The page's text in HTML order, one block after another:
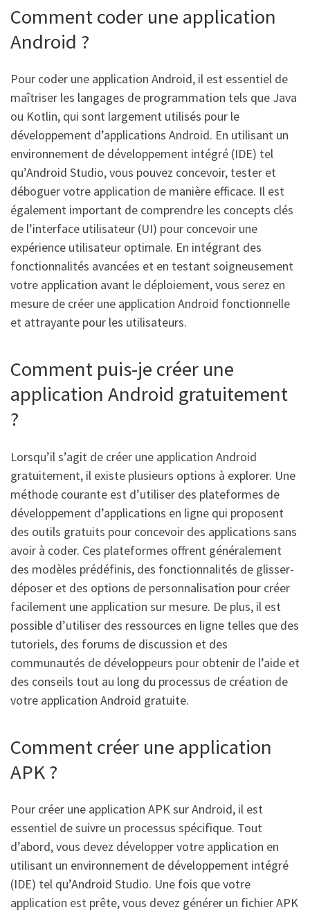
Comment coder une application
Android ?
Pour coder une application Android, il est essentiel de
maîtriser les langages de programmation tels que Java
ou Kotlin, qui sont largement utilisés pour le
développement d’applications Android. En utilisant un
environnement de développement intégré (IDE) tel
qu’Android Studio, vous pouvez concevoir, tester et
déboguer votre application de manière efficace. Il est
également important de comprendre les concepts clés
de l’interface utilisateur (UI) pour concevoir une
expérience utilisateur optimale. En intégrant des
fonctionnalités avancées et en testant soigneusement
votre application avant le déploiement, vous serez en
mesure de créer une application Android fonctionnelle
et attrayante pour les utilisateurs.
Comment puis-je créer une
application Android gratuitement
?
Lorsqu’il s’agit de créer une application Android
gratuitement, il existe plusieurs options à explorer. Une
méthode courante est d’utiliser des plateformes de
développement d’applications en ligne qui proposent
des outils gratuits pour concevoir des applications sans
avoir à coder. Ces plateformes offrent généralement
des modèles prédéfinis, des fonctionnalités de glisser-
déposer et des options de personnalisation pour créer
facilement une application sur mesure. De plus, il est
possible d’utiliser des ressources en ligne telles que des
tutoriels, des forums de discussion et des
communautés de développeurs pour obtenir de l’aide et
des conseils tout au long du processus de création de
votre application Android gratuite.
Comment créer une application
APK ?
Pour créer une application APK sur Android, il est
essentiel de suivre un processus spécifique. Tout
d’abord, vous devez développer votre application en
utilisant un environnement de développement intégré
(IDE) tel qu’Android Studio. Une fois que votre
application est prête, vous devez générer un fichier APK